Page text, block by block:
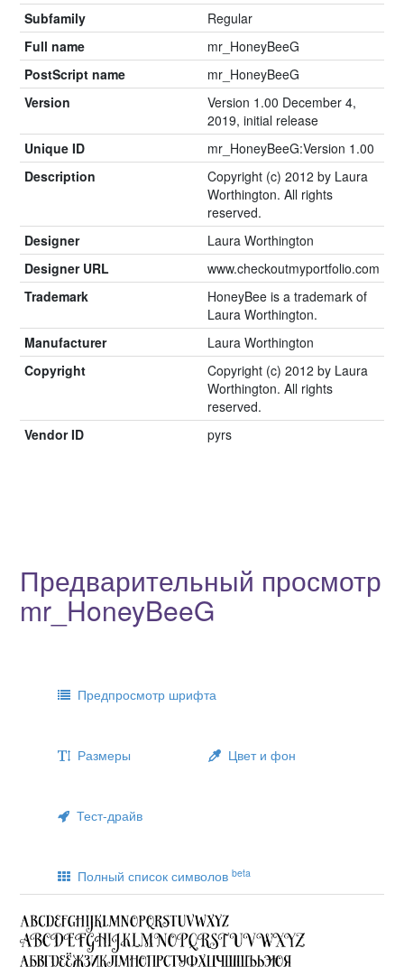
Subfamily
Regular
Full name
mr_HoneyBeeG
PostScript name
mr_HoneyBeeG
Version
Version 1.00 December 4,
2019, initial release
Unique ID
mr_HoneyBeeG:Version 1.00
Description
Copyright (c) 2012 by Laura
Worthington. All rights
reserved.
Designer
Laura Worthington
Designer URL
www.checkoutmyportfolio.com
Trademark
HoneyBee is a trademark of
Laura Worthington.
Manufacturer
Laura Worthington
Copyright
Copyright (c) 2012 by Laura
Worthington. All rights
reserved.
Vendor ID
pyrs
Предварительный просмотр
mr_HoneyBeeG
Предпросмотр шрифта
Размеры Цвет и фон
Тест-драйв
Полный список символов beta